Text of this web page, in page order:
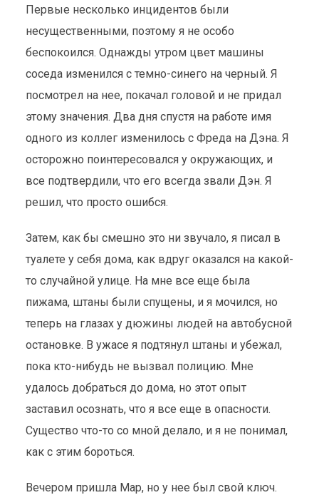
Первые несколько инцидентов были
несущественными, поэтому я не особо
беспокоился. Однажды утром цвет машины
соседа изменился с темно-синего на черный. Я
посмотрел на нее, покачал головой и не придал
этому значения. Два дня спустя на работе имя
одного из коллег изменилось с Фреда на Дэна. Я
осторожно поинтересовался у окружающих, и
все подтвердили, что его всегда звали Дэн. Я
решил, что просто ошибся.
Затем, как бы смешно это ни звучало, я писал в
туалете у себя дома, как вдруг оказался на какой-
то случайной улице. На мне все еще была
пижама, штаны были спущены, и я мочился, но
теперь на глазах у дюжины людей на автобусной
остановке. В ужасе я подтянул штаны и убежал,
пока кто-нибудь не вызвал полицию. Мне
удалось добраться до дома, но этот опыт
заставил осознать, что я все еще в опасности.
Существо что-то со мной делало, и я не понимал,
как с этим бороться.
Вечером пришла Мар, но у нее был свой ключ.